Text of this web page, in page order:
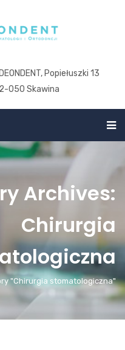
Popiełuszki 13
050 Skawina
Archives:
Chirurgia
"Chirurgia stomatologiczna"